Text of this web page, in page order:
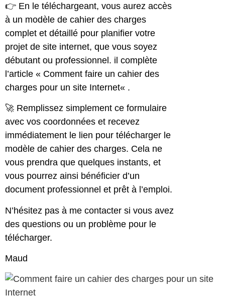
👉 En le téléchargeant, vous aurez accès
à un modèle de cahier des charges
complet et détaillé pour planifier votre
projet de site internet, que vous soyez
débutant ou professionnel. il complète
l’article « Comment faire un cahier des
charges pour un site Internet« .
🚀 Remplissez simplement ce formulaire
avec vos coordonnées et recevez
immédiatement le lien pour télécharger le
modèle de cahier des charges. Cela ne
vous prendra que quelques instants, et
vous pourrez ainsi bénéficier d’un
document professionnel et prêt à l’emploi.
N’hésitez pas à me contacter si vous avez
des questions ou un problème pour le
télécharger.
Maud